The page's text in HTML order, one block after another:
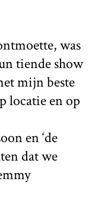
was
tiende show
mijn beste
locatie en op
en ‘de
dat we